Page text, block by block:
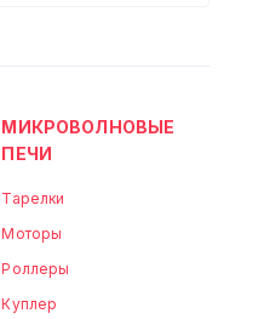
МИКРОВОЛНОВЫЕ
ПЕЧИ
Тарелки
Моторы
Роллеры
Куплер